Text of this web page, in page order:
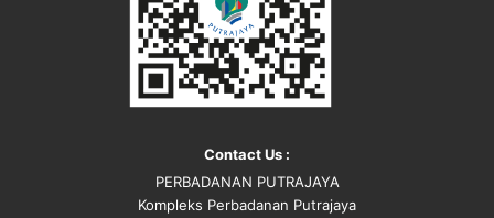
Contact Us :
PERBADANAN PUTRAJAYA
Kompleks Perbadanan Putrajaya